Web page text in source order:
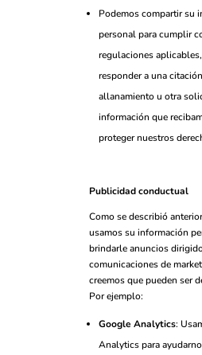
Podemos compartir su
personal para cumplir
regulaciones
responder a una
allanamiento u otra
información que
proteger nuestros
Publicidad conductual
Como se describió
usamos su información
brindarle anuncios
comunicaciones de
creemos que pueden ser
Por ejemplo:
Google Analytics:
Analytics para